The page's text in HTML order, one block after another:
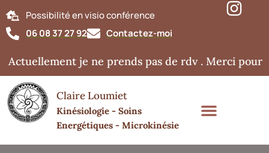
Possibilité en visio conférence
06 08 37 27 92
Contactez-moi
je ne prends pas de rdv . Merci pour
Claire Loumiet
Kinésiologie - Soins
Energétiques - Microkinésie